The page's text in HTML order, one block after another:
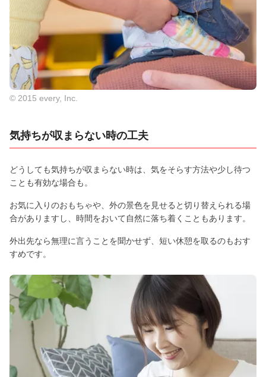
© 2015 every, Inc.
気持ちが収まらない時の工夫
どうしても気持ちが収まらない時は、気をそらす方法や少し待つ
ことも有効な場合も。
お気に入りのおもちゃや、外の景色を見せると切り替えられる場
合がありますし、時間をおいて自然に落ち着くこともあります。
外出先なら無理に言うことを聞かせず、短い休憩を取るのもおす
すめです。